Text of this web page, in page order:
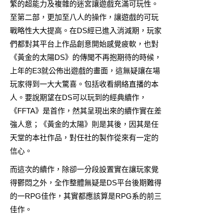
繁的超能力及複雜的迷宮讓遊戲充滿可玩性。
至第二部，更加至八人的操作，讓遊戲的可玩
戰略性大大提高。在DS經已進入消減期，玩家
們都對其平台上作品創意開始感覺疲軟，也對
《黃金的太陽DS》的傳聞不再抱期待的時候，
上年的E3就公佈出遊戲的畫面，這無疑讓在場
玩家得到一大大驚喜。包括收看網絡直播的本
人。要說期望在DS可以玩到的經典續作，
《FFTA》是首作，然其呈現出來的續作實在差
強人意；《黃金的太陽》則是其後，因其是任
天堂的本社作品，對任社的製作從來有一定的
信心。
而這次的續作，除卻一分段設置實在讓玩家覺
得鬱悶之外，全作整體無疑是DS平台後期難得
的一RPG佳作，其實都應該算是RPG系的前三
佳作。